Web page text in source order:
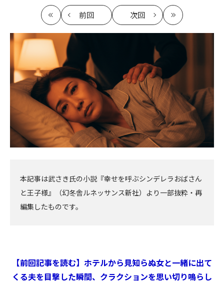
最
初
前回
記
次回
記
最
新
本記事は武さき氏の小説『幸せを呼ぶシンデレラおばさん
と王子様』（幻冬舎ルネッサンス新社）より一部抜粋・再
編集したものです。
【前回記事を読む】ホテルから見知らぬ女と一緒に出て
くる夫を目撃した瞬間、クラクションを思い切り鳴らし